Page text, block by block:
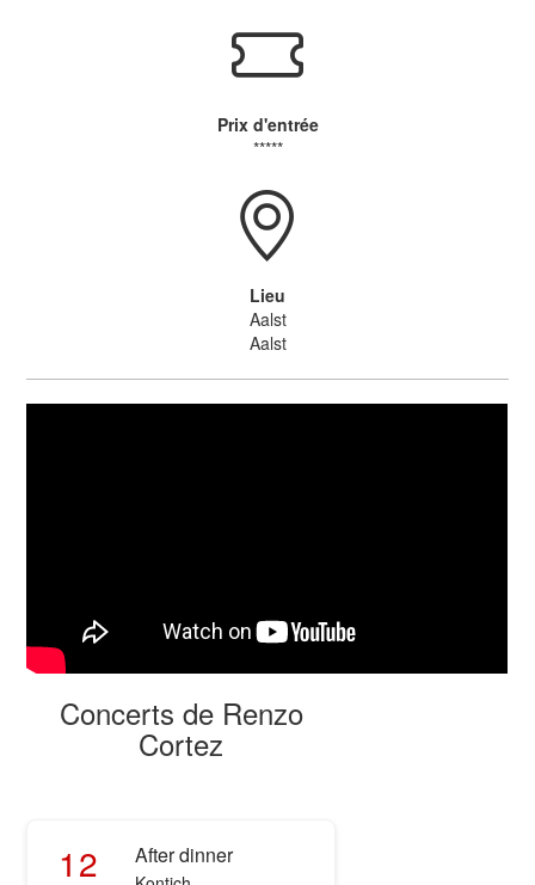
Prix d'entrée
*****
Lieu
Aalst
Aalst
Concerts de Renzo
Cortez
12 After dinner